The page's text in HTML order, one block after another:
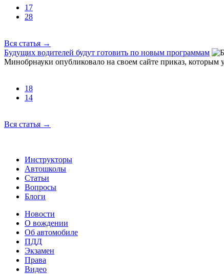
17
28
Вся статья →
Будущих водителей будут готовить по новым программам
Минобрнауки опубликовало на своем сайте приказ,
18
14
Вся статья →
Инструкторы
Автошколы
Статьи
Вопросы
Блоги
Новости
О вождении
Об автомобиле
ПДД
Экзамен
Права
Видео